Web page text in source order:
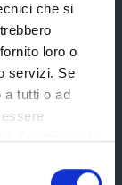
che si
loro o
servizi. Se
a tutti o ad